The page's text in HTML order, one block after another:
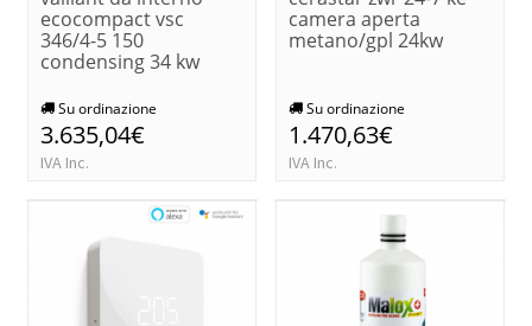
ecocompact vsc
346/4-5 150
condensing 34 kw
Su ordinazione
3.635,04€
IVA Inc.
camera aperta
metano/gpl 24kw
Su ordinazione
1.470,63€
IVA Inc.